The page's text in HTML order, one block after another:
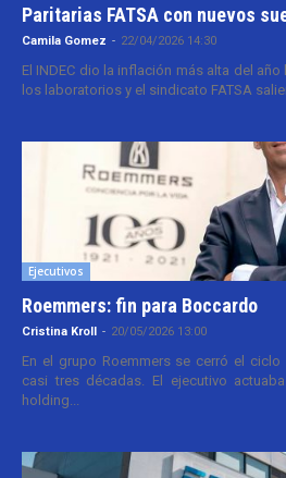
Paritarias FATSA con nuevos
Camila Gomez - 22/04/2026 14:30
El INDEC dio la inflación más alta del
los laboratorios y el sindicato FATSA
Ejecutivos
Roemmers: fin para Boccardo
Cristina Kroll - 20/05/2026 13:00
En el grupo Roemmers se cerró el
casi tres décadas. El ejecutivo
holding...